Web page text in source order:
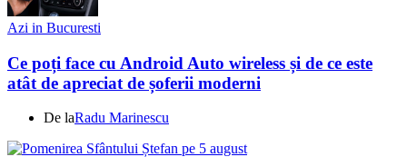
Azi in Bucuresti
Ce poți face cu Android Auto wireless și de ce este
atât de apreciat de șoferii moderni
De laRadu Marinescu